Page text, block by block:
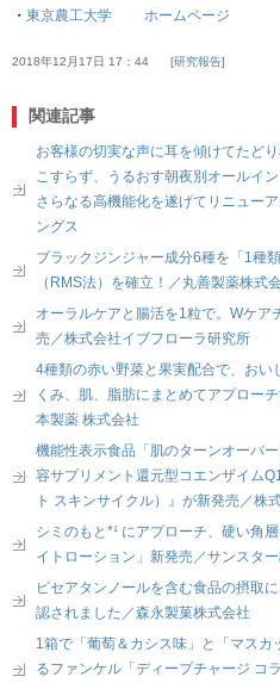
・ 東京農工大学 ホームページ
2018年12月17日 17：44 研究報告
関連記事
お客様の切実な声に耳を傾けてたど
こすらず、うるおす朝夜別オールイ
さらなる高機能化を遂げてリニュー
ングス
ブラックジンジャー成分6種を「1種
（RMS法）を確立！／丸善製薬株式
オーラルケアと腸活を1粒で。Wケア
売／株式会社イブフローラ研究所
4種類の赤い野菜と果実配合で、お
くみ、肌、脂肪にまとめてアプロー
本製薬 株式会社
機能性表示食品「肌のターンオーバ
容サプリメント還元型コエンザイム
ト スキンサイクル）』が新発売／株
シミのもと*¹ にアプローチ、硬い角
イトローション」新発売／サンスタ
ピセアタンノールを含む食品の摂取
認されました／森永製菓株式会社
1箱で「葡萄＆カシス味」と「マス
るファンケル「ディープチャージ コ